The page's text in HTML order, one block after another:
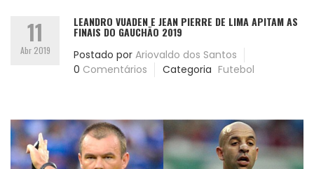
11
Abr 2019
LEANDRO VUADEN E JEAN PIERRE DE LIMA APITAM AS
FINAIS DO GAUCHÃO 2019
Postado por Ariovaldo dos Santos
0 Comentários Categoria Futebol